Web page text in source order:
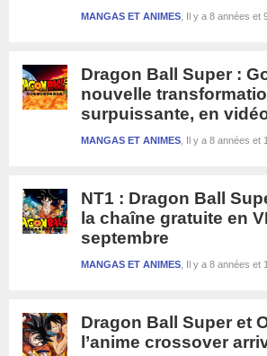
Il y a 8 années et
MANGAS ET ANIMES
Dragon Ball Super :
nouvelle
surpuissante, en
Il y a 8 années et
MANGAS ET ANIMES
NT1 : Dragon Ball
la chaîne gratuite en
septembre
Il y a 8 années et
MANGAS ET ANIMES
Dragon Ball Super et
l’anime crossover